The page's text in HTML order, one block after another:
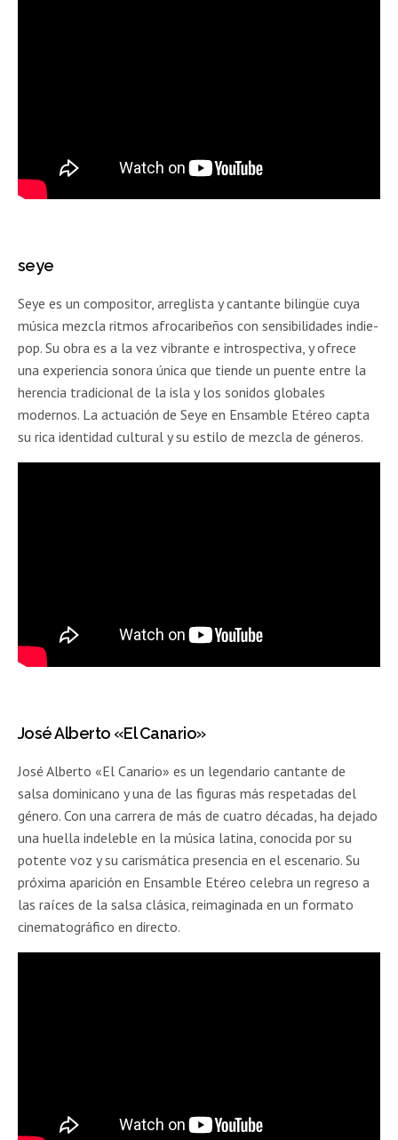
seye
Seye es un compositor, arreglista y cantante bilingüe cuya
música mezcla ritmos afrocaribeños con sensibilidades indie-
pop. Su obra es a la vez vibrante e introspectiva, y ofrece
una experiencia sonora única que tiende un puente entre la
herencia tradicional de la isla y los sonidos globales
modernos. La actuación de Seye en Ensamble Etéreo capta
su rica identidad cultural y su estilo de mezcla de géneros.
José Alberto «El Canario»
José Alberto «El Canario» es un legendario cantante de
salsa dominicano y una de las figuras más respetadas del
género. Con una carrera de más de cuatro décadas, ha dejado
una huella indeleble en la música latina, conocida por su
potente voz y su carismática presencia en el escenario. Su
próxima aparición en Ensamble Etéreo celebra un regreso a
las raíces de la salsa clásica, reimaginada en un formato
cinematográfico en directo.